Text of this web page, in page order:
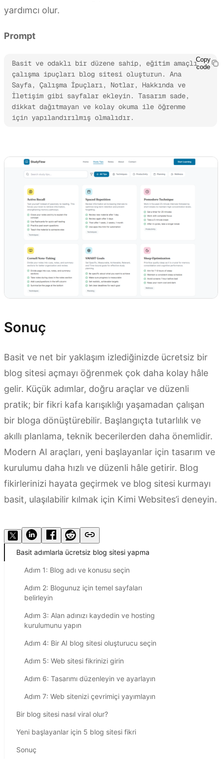
yardımcı olur.
Prompt
Basit ve odaklı bir düzene sahip, eğitim amaçlı
çalışma ipuçları blog sitesi oluşturun. Ana
Sayfa, Çalışma İpuçları, Notlar, Hakkında ve
İletişim gibi sayfalar ekleyin. Tasarım sade,
dikkat dağıtmayan ve kolay okuma ile öğrenme
için yapılandırılmış olmalıdır.
Copy
code
Sonuç
Basit ve net bir yaklaşım izlediğinizde ücretsiz bir
blog sitesi açmayı öğrenmek çok daha kolay hâle
gelir. Küçük adımlar, doğru araçlar ve düzenli
pratik; bir fikri kafa karışıklığı yaşamadan çalışan
bir bloga dönüştürebilir. Başlangıçta tutarlılık ve
akıllı planlama, teknik becerilerden daha önemlidir.
Modern AI araçları, yeni başlayanlar için tasarım ve
kurulumu daha hızlı ve düzenli hâle getirir. Blog
fikirlerinizi hayata geçirmek ve blog sitesi kurmayı
basit, ulaşılabilir kılmak için Kimi Websites’i deneyin.
Basit adımlarla ücretsiz blog sitesi yapma
Adım 1: Blog adı ve konusu seçin
Adım 2: Blogunuz için temel sayfaları
belirleyin
Adım 3: Alan adınızı kaydedin ve hosting
kurulumunu yapın
Adım 4: Bir AI blog sitesi oluşturucu seçin
Adım 5: Web sitesi fikrinizi girin
Adım 6: Tasarımı düzenleyin ve ayarlayın
Adım 7: Web sitenizi çevrimiçi yayımlayın
Bir blog sitesi nasıl viral olur?
Yeni başlayanlar için 5 blog sitesi fikri
Sonuç